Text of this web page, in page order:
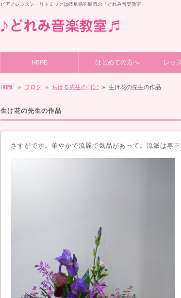
ピアノレッスン・リトミックは岐阜県羽島市の「どれみ音楽教室」
HOME はじめての方へ レッ
HOME » ブログ » ちはる先生の日記 » 生け花の先生の作品
生け花の先生の作品
さすがです。華やかで流麗で気品があって。流派は専正